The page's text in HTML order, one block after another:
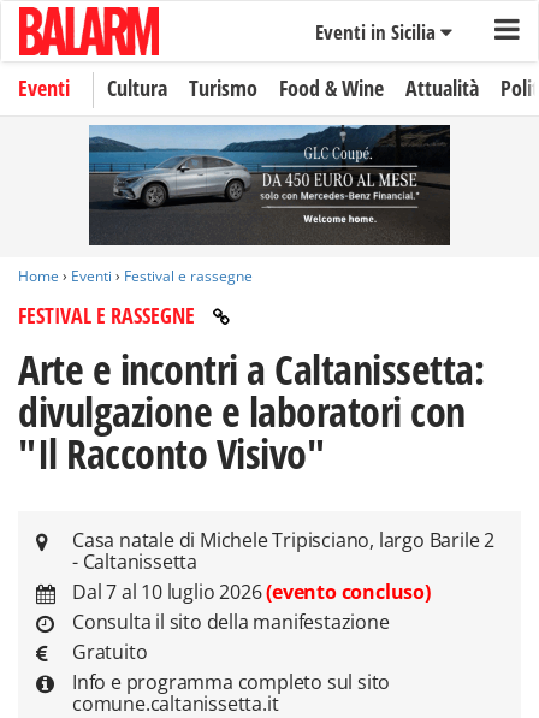
Eventi in Sicilia
Eventi Cultura Turismo Food & Wine Attualità
Home › Eventi › Festival e rassegne
FESTIVAL E RASSEGNE
Arte e incontri a Caltanissetta:
divulgazione e laboratori con
"Il Racconto Visivo"
Casa natale di Michele Tripisciano, largo Barile 2
- Caltanissetta
Dal 7 al 10 luglio 2026(evento concluso)
Consulta il sito della manifestazione
Gratuito
Info e programma completo sul sito
comune.caltanissetta.it